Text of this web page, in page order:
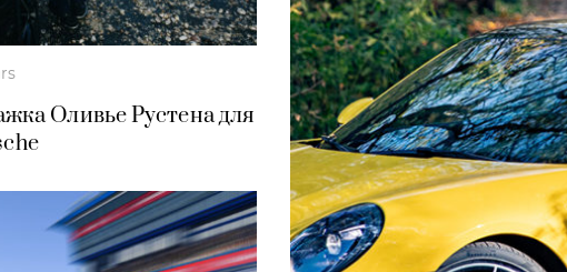
Оливье Рустена для